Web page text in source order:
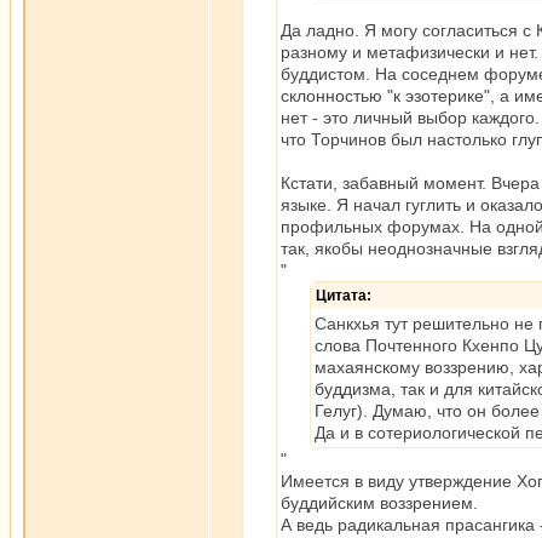
Да ладно. Я могу согласиться
разному и метафизически и
буддистом. На соседнем
склонностью "к эзотерике", а
нет - это личный выбор
что Торчинов был настолько
Кстати, забавный момент.
языке. Я начал гуглить и
профильных форумах. На одной
так, якобы неоднозначные
"
Цитата:
Санкхья тут решительно
слова Почтенного Кхенпо
махаянскому воззрению,
буддизма, так и для
Гелуг). Думаю, что он более
Да и в сотериологической
"
Имеется в виду утверждение
буддийским воззрением.
А ведь радикальная прасангика